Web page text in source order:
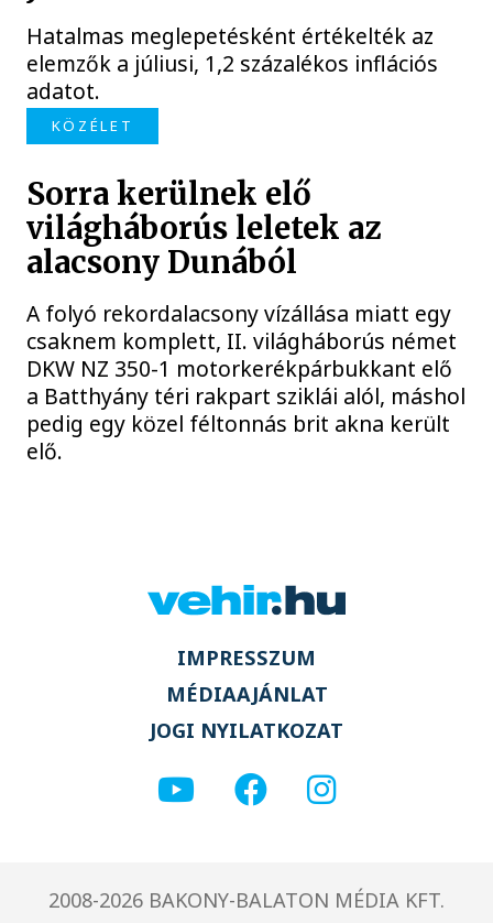
Hatalmas meglepetésként értékelték az
elemzők a júliusi, 1,2 százalékos inflációs
adatot.
KÖZÉLET
Sorra kerülnek elő
világháborús leletek az
alacsony Dunából
A folyó rekordalacsony vízállása miatt egy
csaknem komplett, II. világháborús német
DKW NZ 350-1 motorkerékpárbukkant elő
a Batthyány téri rakpart sziklái alól, máshol
pedig egy közel féltonnás brit akna került
elő.
IMPRESSZUM
MÉDIAAJÁNLAT
JOGI NYILATKOZAT
2008-2026 BAKONY-BALATON MÉDIA KFT.